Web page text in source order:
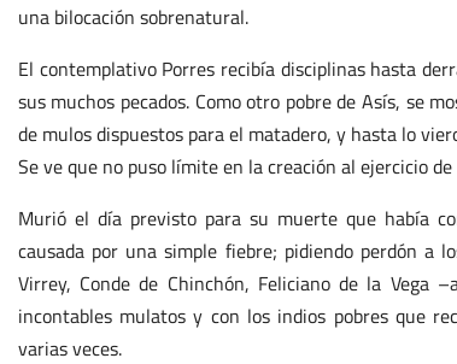
una bilocación sobrenatural.
El contemplativo Porres recibía disciplinas hasta
sus muchos pecados. Como otro pobre de Asís, se
de mulos dispuestos para el matadero, y hasta lo
Se ve que no puso límite en la creación al ejercicio
Murió el día previsto para su muerte que había
causada por una simple fiebre; pidiendo perdón a
Virrey, Conde de Chinchón, Feliciano de la Vega
incontables mulatos y con los indios pobres que
varias veces.